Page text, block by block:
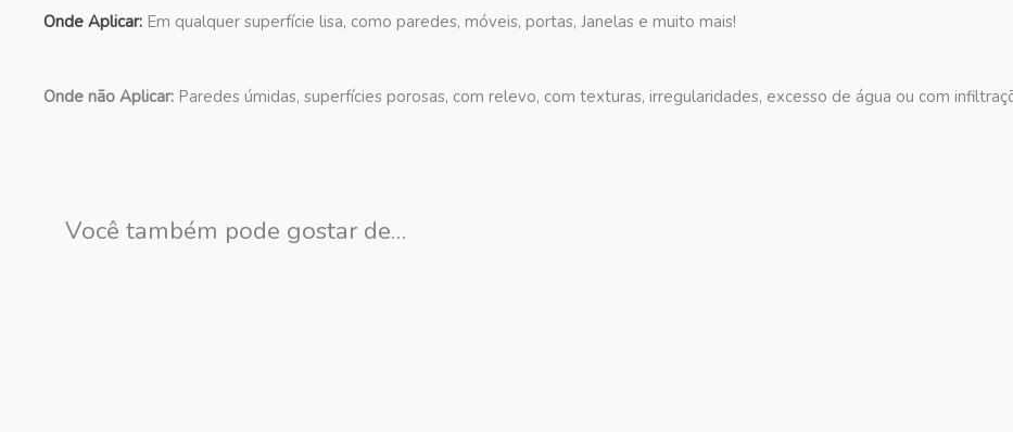
Onde Aplicar: Em qualquer superfície lisa, como paredes, móveis, portas, Janelas e muito mais!
Onde não Aplicar: Paredes úmidas, superfícies porosas, com relevo, com texturas, irregularidades, excesso de água ou com
Você também pode gostar de…